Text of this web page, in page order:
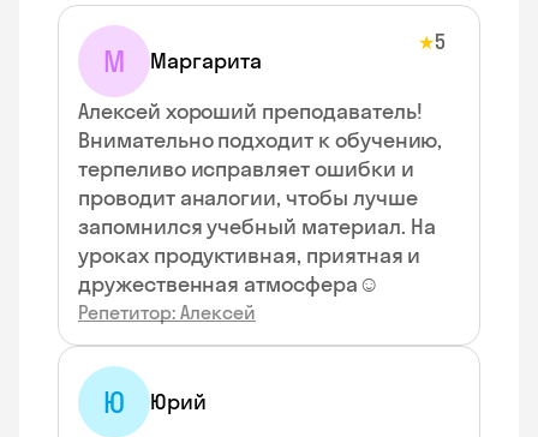
М Маргарита
★5
Алексей хороший преподаватель!
Внимательно подходит к обучению,
терпеливо исправляет ошибки и
проводит аналогии, чтобы лучше
запомнился учебный материал. На
уроках продуктивная, приятная и
дружественная атмосфера☺️
Репетитор: Алексей
Ю
Юрий